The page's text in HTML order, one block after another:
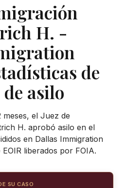
H. -
de
asilo
meses, el Juez de
H. aprobó asilo en el
en Dallas Immigration
liberados por FOIA.
SU CASO